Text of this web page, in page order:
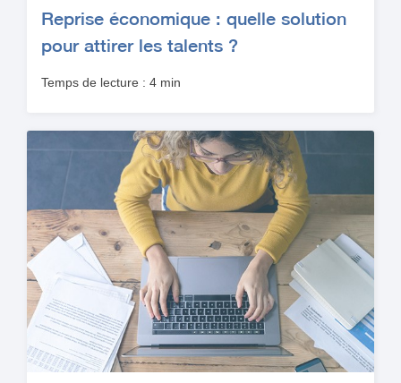
Reprise économique : quelle solution
pour attirer les talents ?
Temps de lecture : 4 min